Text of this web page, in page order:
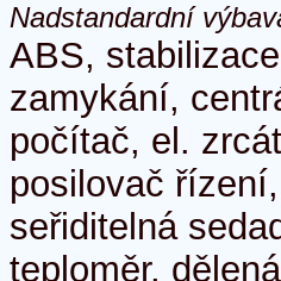
Nadstandardní
ABS,
zamykání,
počítač, el.
posilovač
seřiditelná
teploměr,